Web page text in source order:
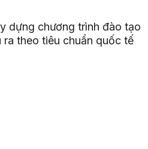
dựng chương trình đào tạo
ra theo tiêu chuẩn quốc tế